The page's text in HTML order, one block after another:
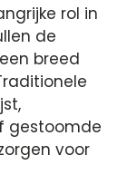
rol in
de
breed
gestoomde
voor